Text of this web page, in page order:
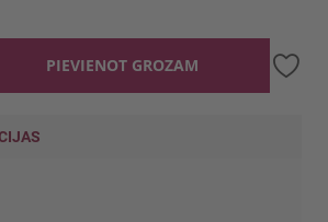
PIEVIENOT GROZAM